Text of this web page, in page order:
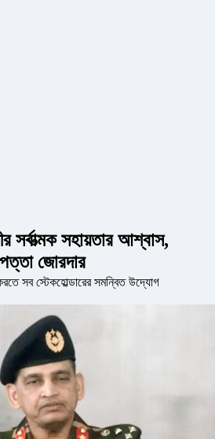
সর্বাত্মক সহায়তার আশ্বাস,
জোরদার
করতে সব স্টেকহোল্ডারের সমন্বিত উদ্যোগ